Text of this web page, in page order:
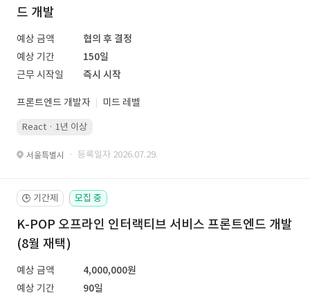
드 개발
예상 금액
협의 후 결정
예상 기간
150일
근무 시작일
즉시 시작
프론트엔드 개발자 미드 레벨
React · 1년 이상
서울특별시 · 등록일자 2026.07.29.
🕒 기간제 모집 중
K-POP 오프라인 인터랙티브 서비스 프론트엔드 개발
(8월 재택)
예상 금액
4,000,000원
예상 기간
90일